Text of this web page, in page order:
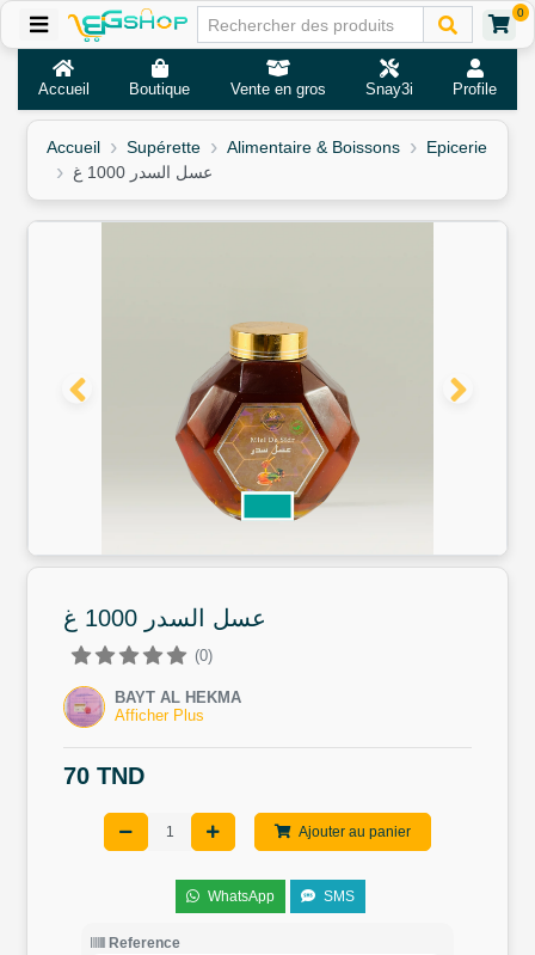
0
Accueil Boutique Vente en gros Snay3i Profile
Accueil Supérette Alimentaire & Boissons
Epicerie
عسل السدر 1000 غ
عسل السدر 1000 غ
(0)
BAYT AL HEKMA
Afficher Plus
70 TND
Ajouter au panier
WhatsApp SMS
Reference